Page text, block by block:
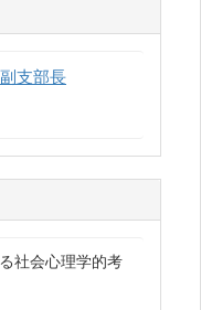
支部長
社会心理学的考